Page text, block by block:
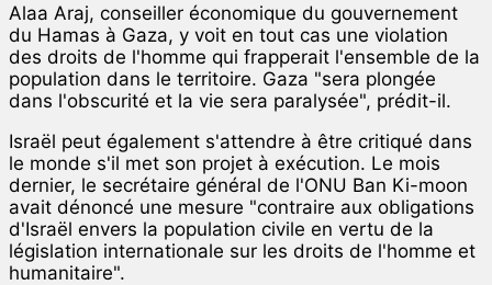
Alaa Araj, conseiller économique du gouvernement
du Hamas à Gaza, y voit en tout cas une violation
des droits de l'homme qui frapperait l'ensemble de la
population dans le territoire. Gaza "sera plongée
dans l'obscurité et la vie sera paralysée", prédit-il.
Israël peut également s'attendre à être critiqué dans
le monde s'il met son projet à exécution. Le mois
dernier, le secrétaire général de l'ONU Ban Ki-moon
avait dénoncé une mesure "contraire aux obligations
d'Israël envers la population civile en vertu de la
législation internationale sur les droits de l'homme et
humanitaire".